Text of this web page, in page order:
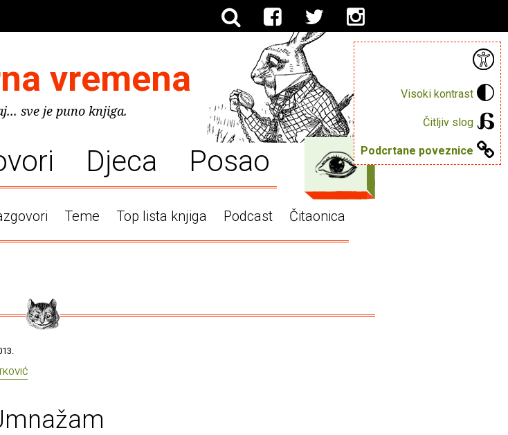
Visoki kontrast
Čitljiv slog
Podcrtane poveznice
vremena
sve je puno knjiga.
Djeca Posao
Teme Top lista knjiga Podcast Čitaonica